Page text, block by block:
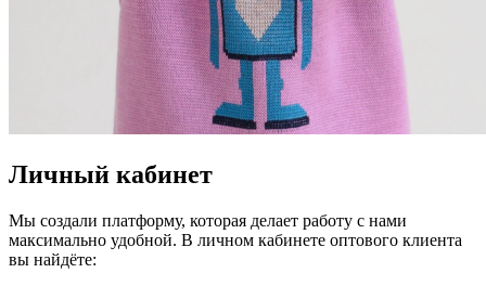
Личный кабинет
Мы создали платформу, которая делает работу с нами
максимально удобной. В личном кабинете оптового клиента
вы найдёте: